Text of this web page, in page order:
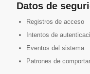
Datos de
Registros de acceso
Intentos de
Eventos del sistema
Patrones de